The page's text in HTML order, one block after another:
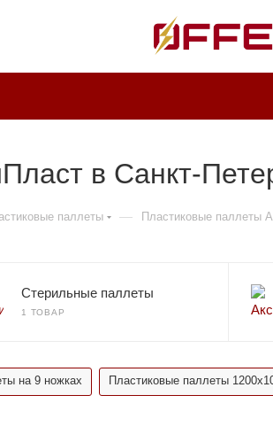
в Санкт-
паллеты — Пластиковые паллеты
Стерильные паллеты
1 ТОВАР
на 9 ножках Пластиковые паллеты